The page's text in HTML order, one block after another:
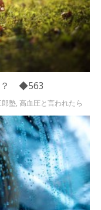
？ ◆563
郎塾 ,高血圧と言われたら